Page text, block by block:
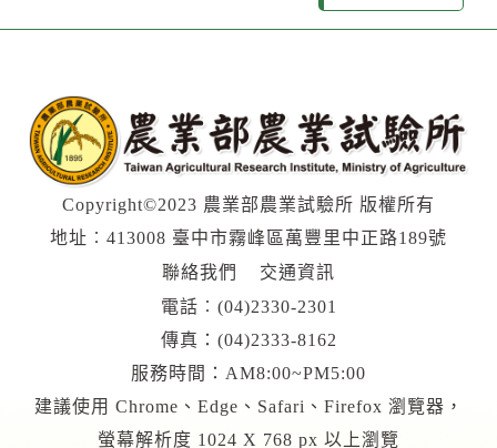
Copyright©2023 農業部農業試驗所 版權所有
地址︰413008 臺中市霧峰區萬豐里中正路189號
聯絡我們
交通資訊
電話︰ (04)2330-2301
傳真：(04)2333-8162
服務時間：AM8:00~PM5:00
建議使用 Chrome、Edge、Safari、Firefox 瀏覽器，
螢幕解析度 1024 X 768 px 以上瀏覽